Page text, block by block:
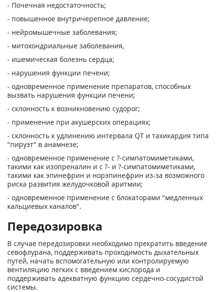
- Почечная недостаточность;
- повышенное внутричерепное давление;
- нейромышечные заболевания;
- митохондриальные заболевания,
- ишемическая болезнь сердца;
- нарушения функции печени;
- одновременное применение препаратов, способных
вызвать нарушения функции печени;
- склонность к возникновению судорог;
- применение при акушерских операциях;
- склонность к удлинению интервала QT и тахикардия типа
"пируэт" в анамнезе;
- одновременное применение с ?-симпатомиметиками,
такими как изопреналин и с ?- и ?-симпатомиметиками,
такими как эпинефрин и норэпинефрин из-за возможного
риска развития желудочковой аритмии;
- одновременное применение с блокаторами "медленных
кальциевых каналов".
Передозировка
В случае передозировки необходимо прекратить введение
севофлурана, поддерживать проходимость дыхательных
путей, начать вспомогательную или контролируемую
вентиляцию легких с введением кислорода и
поддерживать адекватную функцию сердечно­-сосудистой
системы.